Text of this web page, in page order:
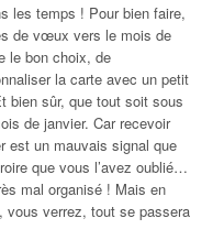
les temps ! Pour bien faire,
de vœux vers le mois de
le bon choix, de
la carte avec un petit
bien sûr, que tout soit sous
de janvier. Car recevoir
est un mauvais signal que
que vous l’avez oublié…
mal organisé ! Mais en
vous verrez, tout se passera